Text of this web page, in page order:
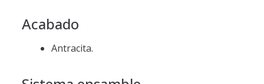
Acabado
Antracita.